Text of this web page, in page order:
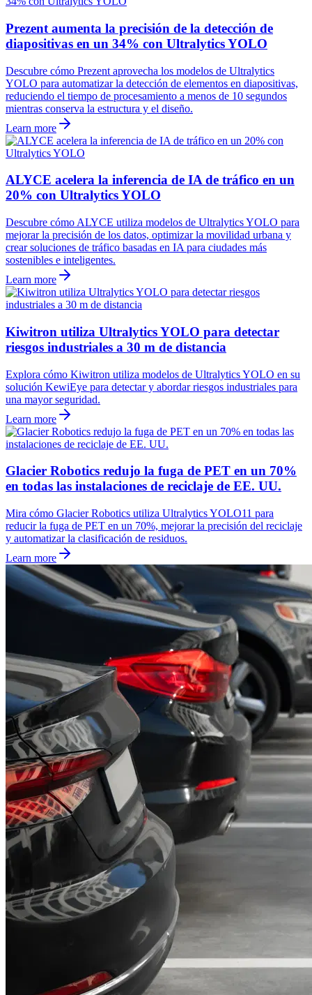
Prezent aumenta la precisión de la detección de
diapositivas en un 34% con Ultralytics YOLO
Descubre cómo Prezent aprovecha los modelos de Ultralytics
YOLO para automatizar la detección de elementos en diapositivas,
reduciendo el tiempo de procesamiento a menos de 10 segundos
mientras conserva la estructura y el diseño.
Learn more
ALYCE acelera la inferencia de IA de tráfico en un
20% con Ultralytics YOLO
Descubre cómo ALYCE utiliza modelos de Ultralytics YOLO para
mejorar la precisión de los datos, optimizar la movilidad urbana y
crear soluciones de tráfico basadas en IA para ciudades más
sostenibles e inteligentes.
Learn more
Kiwitron utiliza Ultralytics YOLO para detectar
riesgos industriales a 30 m de distancia
Explora cómo Kiwitron utiliza modelos de Ultralytics YOLO en su
solución KewiEye para detectar y abordar riesgos industriales para
una mayor seguridad.
Learn more
Glacier Robotics redujo la fuga de PET en un 70%
en todas las instalaciones de reciclaje de EE. UU.
Mira cómo Glacier Robotics utiliza Ultralytics YOLO11 para
reducir la fuga de PET en un 70%, mejorar la precisión del reciclaje
y automatizar la clasificación de residuos.
Learn more